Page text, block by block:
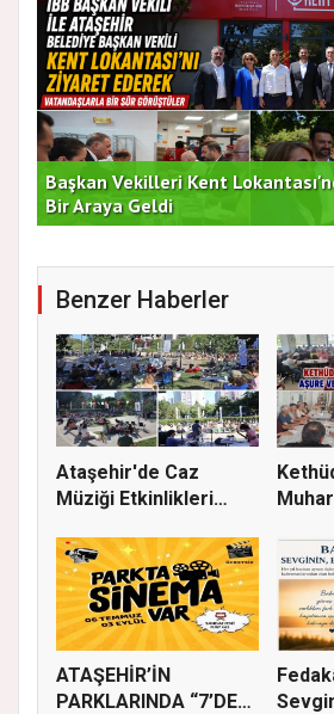
Başkan Vekilleri Kent
Bir Araya Geldi
Benzer Haberler
Ataşehir'de Caz
Müziği Etkinlikleri
ATAŞEHİR’İN
PARKLARINDA “7’DEN